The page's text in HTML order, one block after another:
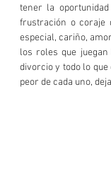
tener la
frustración o coraje
especial, cariño,
los roles que
divorcio y todo lo
peor de cada uno,